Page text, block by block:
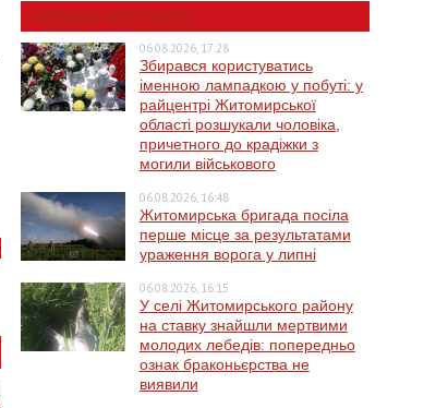
НОВИНИ ЖИТОМИРА
06.08.2026, 17:28
Збирався користуватись
іменною лампадкою у побуті: у
райцентрі Житомирської
області розшукали чоловіка,
причетного до крадіжки з
могили військового
06.08.2026, 16:48
Житомирська бригада посіла
перше місце за результатами
ураження ворога у липні
06.08.2026, 16:15
У селі Житомирського району
на ставку знайшли мертвими
молодих лебедів: попередньо
ознак браконьєрства не
виявили